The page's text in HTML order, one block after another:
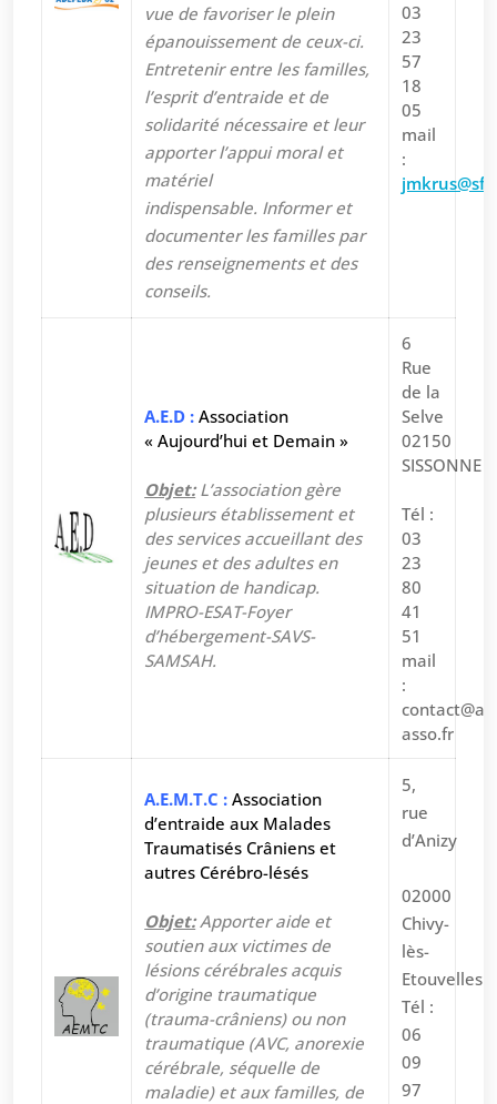
vue de favoriser le plein
épanouissement de ceux-ci.
Entretenir entre les familles,
l’esprit d’entraide et de
solidarité nécessaire et leur
apporter l’appui moral et
matériel
indispensable. Informer et
documenter les familles par
des renseignements et des
conseils.
03
23
57
18
05
mail
:
A.E.D : Association
« Aujourd’hui et Demain »
Objet: L’association gère
plusieurs établissement et
des services accueillant des
jeunes et des adultes en
situation de handicap.
IMPRO-ESAT-Foyer
d’hébergement-SAVS-
SAMSAH.
6
Rue
de la
Selve
02150
SISSONNE
Tél :
03
23
80
41
51
mail
:
asso.fr
A.E.M.T.C : Association
d’entraide aux Malades
Traumatisés Crâniens et
autres Cérébro-lésés
Objet: Apporter aide et
soutien aux victimes de
lésions cérébrales acquis
d’origine traumatique
(trauma-crâniens) ou non
traumatique (AVC, anorexie
cérébrale, séquelle de
maladie) et aux familles, de
5,
rue
d’Anizy
02000
Chivy-
lès-
Etouvelles
Tél :
06
09
97